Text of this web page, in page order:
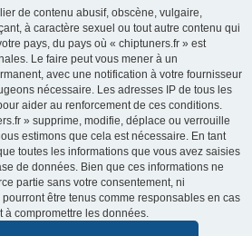
de contenu abusif, obscène, vulgaire,
à caractère sexuel ou tout autre contenu qui
pays, du pays où « chiptuners.fr » est
Le faire peut vous mener à un
avec une notification à votre fournisseur
nécessaire. Les adresses IP de tous les
aider au renforcement de ces conditions.
» supprime, modifie, déplace ou verrouille
estimons que cela est nécessaire. En tant
toutes les informations que vous avez saisies
de données. Bien que ces informations ne
partie sans votre consentement, ni
être tenus comme responsables en cas
à compromettre les données.